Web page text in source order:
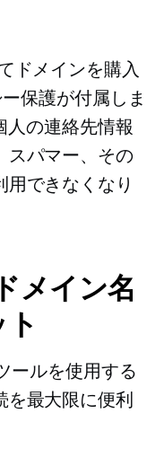
ドメインを購入
保護が付属しま
人の連絡先情報
スパマー、その
できなくなり
メイン名
ールを使用する
を最大限に便利